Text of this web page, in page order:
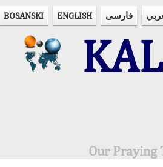
BOSANSKI ENGLISH فارسی
Our Praying